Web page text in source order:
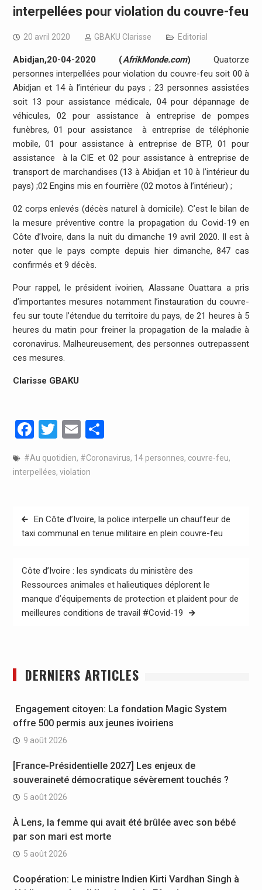
interpellées pour violation du couvre-feu
20 avril 2020 GBAKU Clarisse Editorial
Abidjan,20-04-2020 (AfrikMonde.com) Quatorze
personnes interpellées pour violation du couvre-feu soit 00 à
Abidjan et 14 à l’intérieur du pays ; 23 personnes assistées
soit 13 pour assistance médicale, 04 pour dépannage de
véhicules, 02 pour assistance à entreprise de pompes
funèbres, 01 pour assistance à entreprise de téléphonie
mobile, 01 pour assistance à entreprise de BTP, 01 pour
assistance à la CIE et 02 pour assistance à entreprise de
transport de marchandises (13 à Abidjan et 10 à l’intérieur du
pays) ;02 Engins mis en fourrière (02 motos à l’intérieur) ;
02 corps enlevés (décès naturel à domicile). C’est le bilan de
la mesure préventive contre la propagation du Covid-19 en
Côte d’Ivoire, dans la nuit du dimanche 19 avril 2020. Il est à
noter que le pays compte depuis hier dimanche, 847 cas
confirmés et 9 décès.
Pour rappel, le président ivoirien, Alassane Ouattara a pris
d’importantes mesures notamment l’instauration du couvre-
feu sur toute l’étendue du territoire du pays, de 21 heures à 5
heures du matin pour freiner la propagation de la maladie à
coronavirus. Malheureusement, des personnes outrepassent
ces mesures.
Clarisse GBAKU
Facebook
Twitter
EmailPartager
#Au quotidien, #Coronavirus, 14 personnes, couvre-feu,
interpellées, violation
Navigation
de
En Côte d’Ivoire, la police interpelle un chauffeur de
taxi communal en tenue militaire en plein couvre-feu
Côte d’Ivoire : les syndicats du ministère des
Ressources animales et halieutiques déplorent le
manque d’équipements de protection et plaident pour de
meilleures conditions de travail #Covid-19
DERNIERS ARTICLES
Engagement citoyen: La fondation Magic System
offre 500 permis aux jeunes ivoiriens
9 août 2026
[France-Présidentielle 2027] Les enjeux de
souveraineté démocratique sévèrement touchés ?
5 août 2026
À Lens, la femme qui avait été brûlée avec son bébé
par son mari est morte
5 août 2026
Coopération: Le ministre Indien Kirti Vardhan Singh à